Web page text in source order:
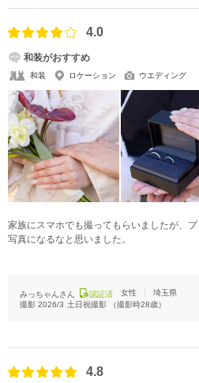
4.0
和装がおすすめ
和装 ロケーション ウエディング
家族にスマホでも撮ってもらいましたが、
写真になるなと思いました。
みっちゃんさん 認証済 女性
埼玉県
撮影 2026/3 土日祝撮影 （撮影時28歳）
4.8